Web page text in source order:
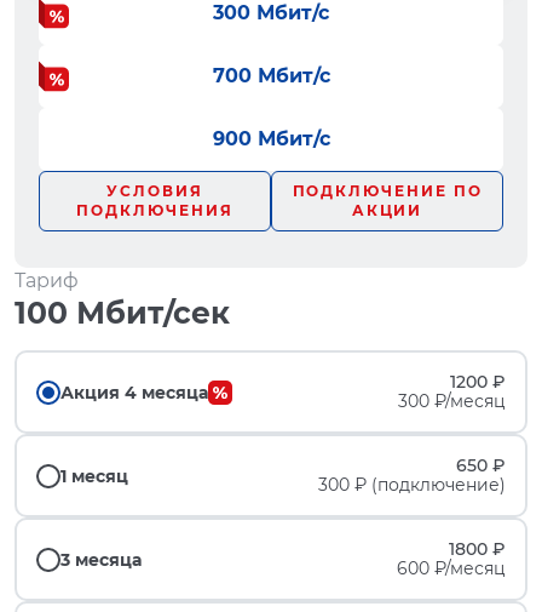
300 Мбит/с
700 Мбит/с
900 Мбит/с
УСЛОВИЯ
ПОДКЛЮЧЕНИЯ
ПОДКЛЮЧЕНИЕ ПО
АКЦИИ
Тариф
100 Мбит/сек
Акция 4 месяца
1200 ₽
300 ₽/месяц
1 месяц
650 ₽
300 ₽ (подключение)
3 месяца
1800 ₽
600 ₽/месяц